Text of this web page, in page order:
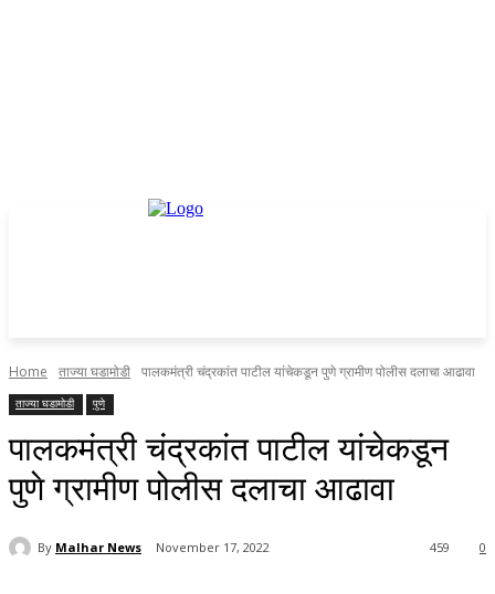
Home ताज्या घडामोडी पालकमंत्री चंद्रकांत पाटील यांचेकडून पुणे ग्रामीण पोलीस दलाचा आढावा
ताज्या घडामोडी पुणे
पालकमंत्री चंद्रकांत पाटील यांचेकडून
पुणे ग्रामीण पोलीस दलाचा आढावा
By Malhar News November 17, 2022 0
459